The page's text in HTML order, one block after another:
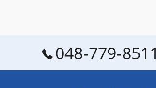
048-779-8511